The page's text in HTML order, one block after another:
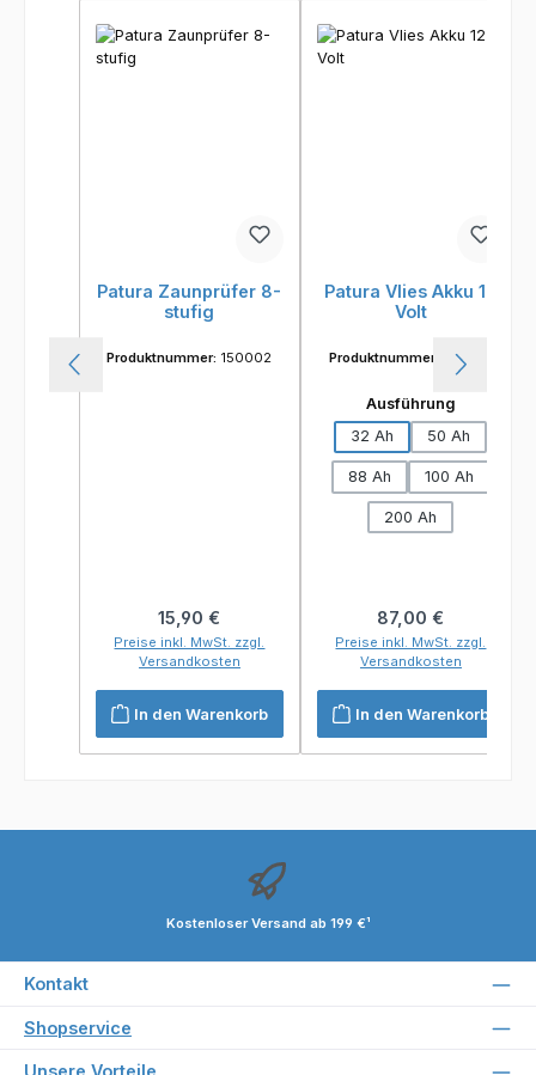
Patura Zaunprüfer 8-
stufig
Produktnummer: 150002
Regulärer Preis:
15,90 €
Preise inkl. MwSt. zzgl.
Versandkosten
In den Warenkorb
Patura Vlies Akku 12
Volt
Produktnummer: 133200
Ausführung
32 Ah
50 Ah
88 Ah 100 Ah
200 Ah
Regulärer Preis:
87,00 €
Preise inkl. MwSt. zzgl.
Versandkosten
In den Warenkorb
Kostenloser Versand ab 199 €¹
Kontakt
Shopservice